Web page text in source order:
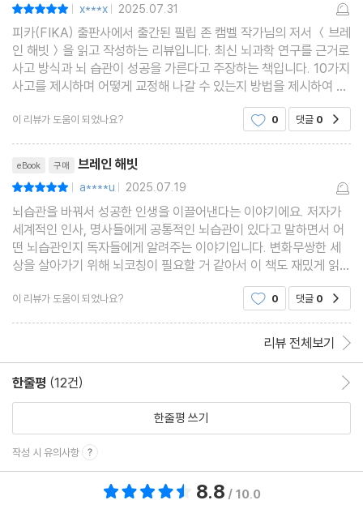
| x***x | 2025.07.31
피카(FIKA) 출판사에서 출간된 필립 존 캠벨 작가님의 저서 ＜브레
인 해빗＞을 읽고 작성하는 리뷰입니다. 최신 뇌과학 연구를 근거로
사고 방식과 뇌 습관이 성공을 가른다고 주장하는 책입니다. 10가지
사고를 제시하며 어떻게 교정해 나갈 수 있는지 방법을 제시하여 도
이 리뷰가 도움이 되었나요? 0 댓글 0
eBook 구매 브레인 해빗
| a****u | 2025.07.19
뇌습관을 바꿔서 성공한 인생을 이끌어낸다는 이야기에요. 저자가
세계적인 인사, 명사들에게 공통적인 뇌습관이 있다고 말하면서 어
떤 뇌습관인지 독자들에게 알려주는 이야기입니다. 변화무쌍한 세
상을 살아가기 위해 뇌코칭이 필요할 거 같아서 이 책도 재밌게 읽었
이 리뷰가 도움이 되었나요? 0 댓글 0
리뷰 전체보기
한줄평 (12건)
한줄평 쓰기
작성 시 유의사항
8.8 / 10.0